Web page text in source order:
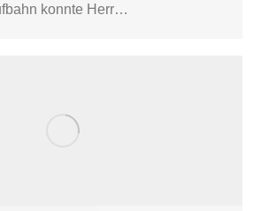
konnte Herr…